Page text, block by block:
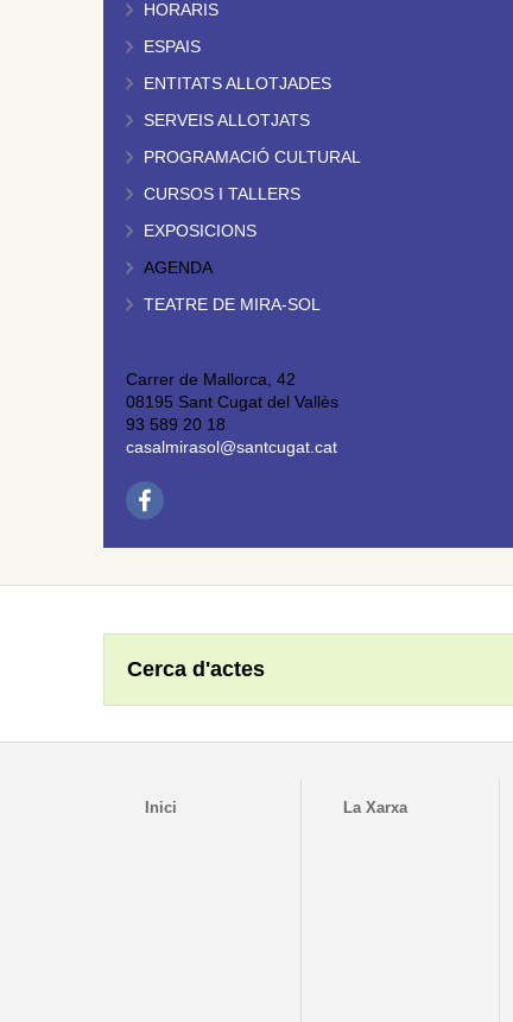
HORARIS
ESPAIS
ENTITATS ALLOTJADES
SERVEIS ALLOTJATS
PROGRAMACIÓ CULTURAL
CURSOS I TALLERS
EXPOSICIONS
AGENDA
TEATRE DE MIRA-SOL
Carrer de Mallorca, 42
08195 Sant Cugat del Vallès
93 589 20 18
casalmirasol@santcugat.cat
Cerca d'actes
Inici La Xarxa